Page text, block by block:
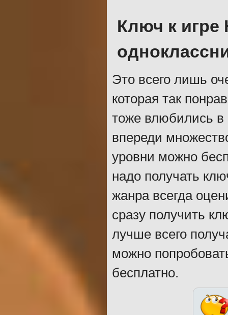
Ключ к игре
Это всего лишь
которая так
тоже влюбились в
впереди
уровни можно
надо получать
жанра всегда
сразу получить
лучше всего
можно
бесплатно.